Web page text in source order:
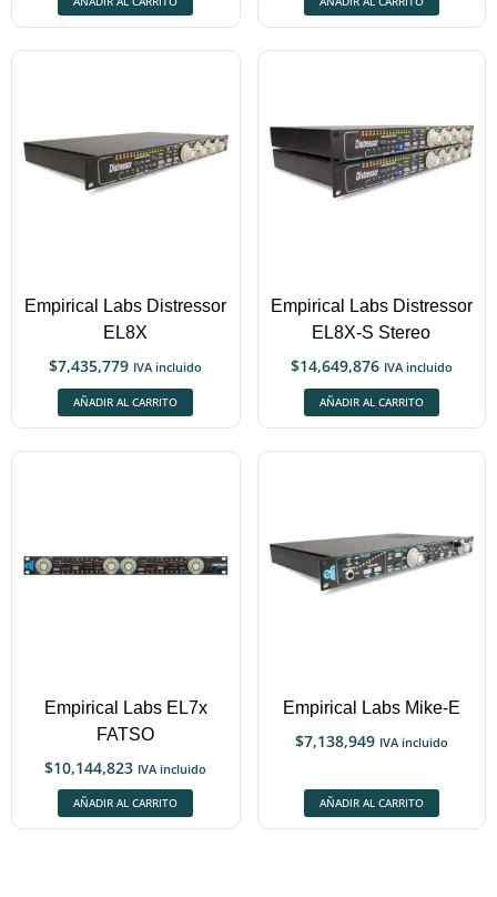
Empirical Labs Distressor
EL8X
$7,435,779 IVA incluido
AÑADIR AL CARRITO
Empirical Labs Distressor
EL8X-S Stereo
$14,649,876 IVA incluido
AÑADIR AL CARRITO
Empirical Labs EL7x
FATSO
$10,144,823 IVA incluido
AÑADIR AL CARRITO
Empirical Labs Mike-E
$7,138,949 IVA incluido
AÑADIR AL CARRITO